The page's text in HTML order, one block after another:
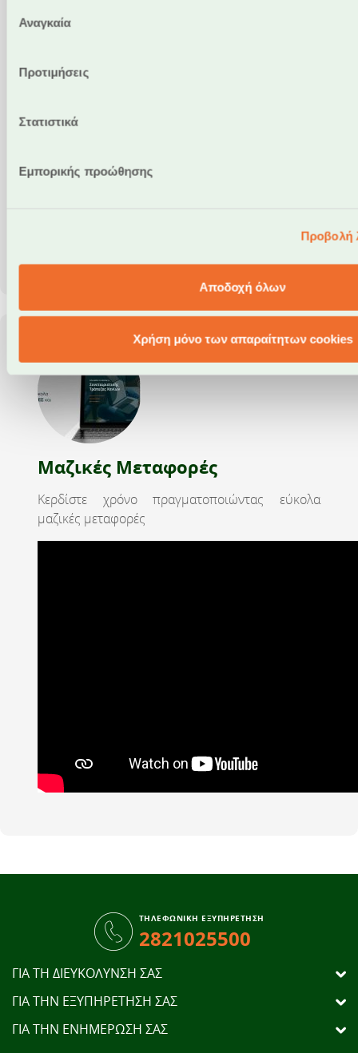
συγκατάθεσης
Αναγκαία
Προτιμήσεις
Στατιστικά
Εμπορικής προώθησης
Προβολή
Αποδοχή όλων
Χρήση μόνο των απαραίτητων cookies
Μαζικές Μεταφορές
Κερδίστε χρόνο πραγματοποιώντας εύκολα
μαζικές μεταφορές
ΤΗΛΕΦΩΝΙΚΗ ΕΞΥΠΗΡΕΤΗΣΗ
2821025500
ΓΙΑ ΤΗ ΔΙΕΥΚΟΛΥΝΣΗ ΣΑΣ
ΓΙΑ ΤΗΝ ΕΞΥΠΗΡΕΤΗΣΗ ΣΑΣ
ΓΙΑ ΤΗΝ ΕΝΗΜΕΡΩΣΗ ΣΑΣ